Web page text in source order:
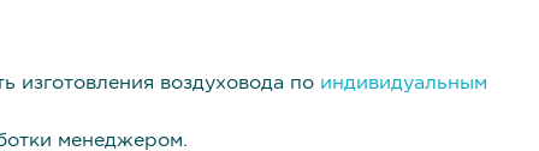
изготовления воздуховода по индивидуальным
менеджером.